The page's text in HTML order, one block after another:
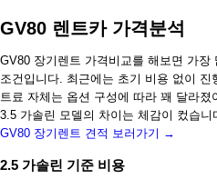
GV80 렌트카 가격분석
GV80 장기렌트 가격비교를 해보면 가
조건입니다. 최근에는 초기 비용 없이
트료 자체는 옵션 구성에 따라 꽤 달라
3.5 가솔린 모델의 차이는 체감이 컸습니
GV80 장기렌트 견적 보러가기 →
2.5 가솔린 기준 비용